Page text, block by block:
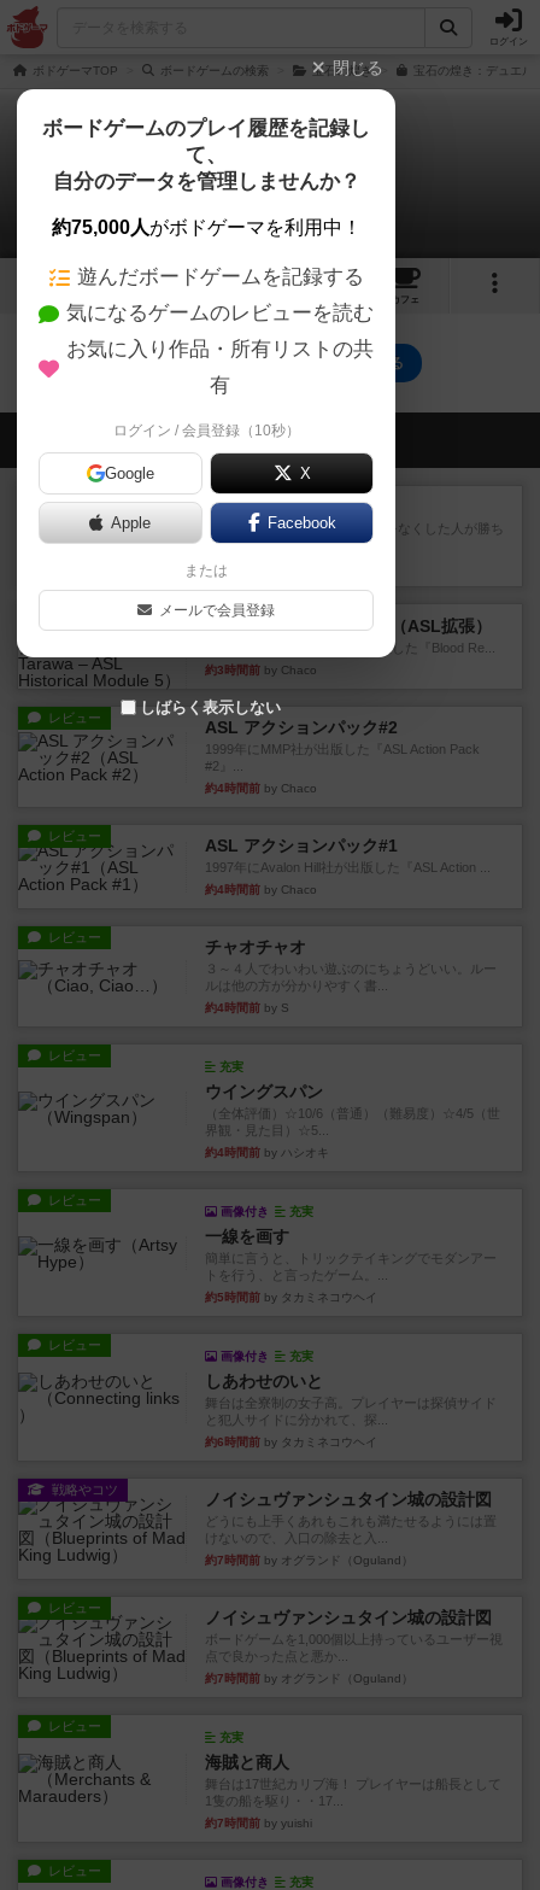
ログイン
ボドゲーマTOP ボードゲームの検索 宝石の煌き 宝石の煌き：デュエ
宝石の煌き：デュエル
0件のリプレイ日記
5 2 22
カフェ
宝石の煌き：デュエルのトップに戻る
会員の新しい投稿
レビュー ラミィキューブ
数字の牌を出して1番早く手札をなくした人が勝ち
というシンプルだけど非常...
約2時間前
ブラッドリーフ：タラワ（ASL拡張）
1996年にHeat of Battle社が出版した『Blood Re...
約3時間前 by Chaco
レビュー ASL アクションパック#2
1999年にMMP社が出版した『ASL Action Pack
#2』...
約4時間前 by Chaco
レビュー ASL アクションパック#1
1997年にAvalon Hill社が出版した『ASL Action ...
約4時間前 by Chaco
レビュー チャオチャオ
３～４人でわいわい遊ぶのにちょうどいい。ルー
ルは他の方が分かりやすく書...
約4時間前 by S
レビュー
充実
ウイングスパン
（全体評価）☆10/6（普通）（難易度）☆4/5（世
界観・見た目）☆5...
約4時間前 by ハシオキ
レビュー
画像付き 充実
一線を画す
簡単に言うと、トリックテイキングでモダンアー
トを行う、と言ったゲーム。...
約5時間前 by タカミネコウヘイ
レビュー
画像付き 充実
しあわせのいと
舞台は全寮制の女子高。プレイヤーは探偵サイド
と犯人サイドに分かれて、探...
約6時間前 by タカミネコウヘイ
戦略やコツ ノイシュヴァンシュタイン城の設計図
どうにも上手くあれもこれも満たせるようには置
けないので、入口の除去と入...
約7時間前 by オグランド（Oguland）
レビュー ノイシュヴァンシュタイン城の設計図
ボードゲームを1,000個以上持っているユーザー視
点で良かった点と悪か...
約7時間前 by オグランド（Oguland）
レビュー
充実
海賊と商人
舞台は17世紀カリブ海！ プレイヤーは船長として
1隻の船を駆り・・17...
約7時間前 by yuishi
レビュー
画像付き 充実
閉じる
ボードゲームのプレイ履歴を記録し
て、
自分のデータを管理しませんか？
約75,000人がボドゲーマを利用中！
遊んだボードゲームを記録する
気になるゲームのレビューを読む
お気に入り作品・所有リストの共
有
ログイン / 会員登録（10秒）
Google X
Apple Facebook
または
メールで会員登録
しばらく表示しない